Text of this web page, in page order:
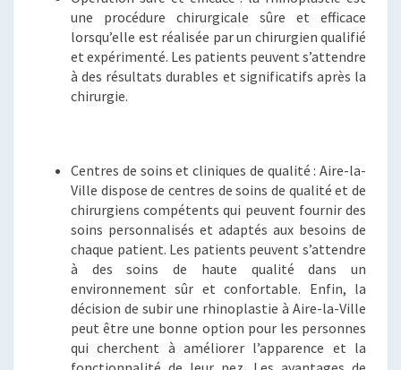
une procédure chirurgicale sûre et efficace
lorsqu’elle est réalisée par un chirurgien qualifié
et expérimenté. Les patients peuvent s’attendre
à des résultats durables et significatifs après la
chirurgie.
Centres de soins et cliniques de qualité : Aire-la-
Ville dispose de centres de soins de qualité et de
chirurgiens compétents qui peuvent fournir des
soins personnalisés et adaptés aux besoins de
chaque patient. Les patients peuvent s’attendre
à des soins de haute qualité dans un
environnement sûr et confortable. Enfin, la
décision de subir une rhinoplastie à Aire-la-Ville
peut être une bonne option pour les personnes
qui cherchent à améliorer l’apparence et la